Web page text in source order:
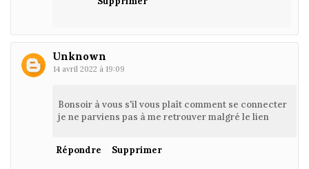
Unknown
14 avril 2022 à 19:09
Bonsoir à vous s'il vous plaît comment se connecter
je ne parviens pas à me retrouver malgré le lien
Répondre Supprimer